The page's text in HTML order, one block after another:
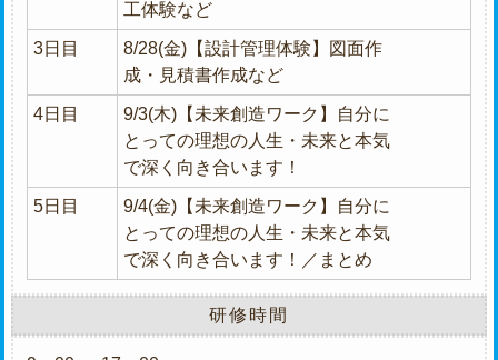
工体験など
3日目
8/28(金)【設計管理体験】図面作
成・見積書作成など
4日目
9/3(木)【未来創造ワーク】自分に
とっての理想の人生・未来と本気
で深く向き合います！
5日目
9/4(金)【未来創造ワーク】自分に
とっての理想の人生・未来と本気
で深く向き合います！／まとめ
研修時間